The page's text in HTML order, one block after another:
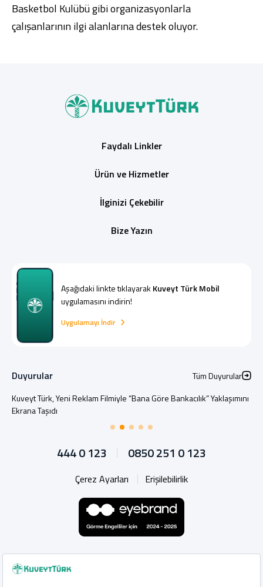
Basketbol Kulübü gibi organizasyonlarla
çalışanlarının ilgi alanlarına destek oluyor.
Faydalı Linkler
Ürün ve Hizmetler
İlginizi Çekebilir
Bize Yazın
Aşağıdaki linkte tıklayarak Kuveyt Türk Mobil
uygulamasını indirin!
Uygulamayı İndir
Duyurular
Tüm Duyurular
Kuveyt Türk, Yeni Reklam Filmiyle “Bana Göre Bankacılık” Yaklaşımını
Ekrana Taşıdı
444 0 123 0850 251 0 123
Çerez Ayarları Erişilebilirlik
Whatsapp